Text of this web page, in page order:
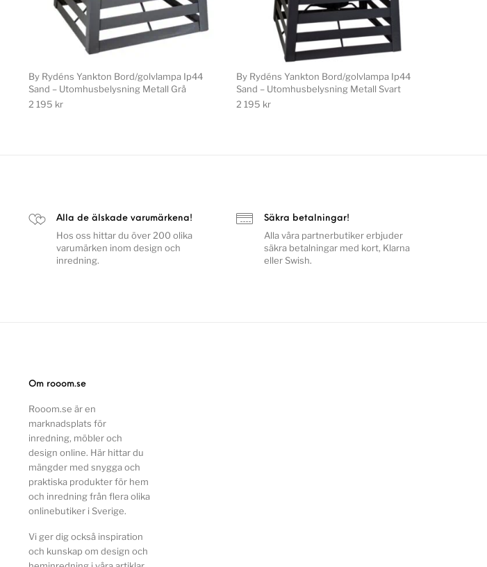
By Rydéns Yankton Bord/golvlampa Ip44
Sand – Utomhusbelysning Metall Grå
2 195 kr
By Rydéns Yankton Bord/golvlampa Ip44
Sand – Utomhusbelysning Metall Svart
2 195 kr
Alla de älskade varumärkena!
Hos oss hittar du över 200 olika
varumärken inom design och
inredning.
Säkra betalningar!
Alla våra partnerbutiker erbjuder
säkra betalningar med kort, Klarna
eller Swish.
Om rooom.se
Rooom.se är en
marknadsplats för
inredning, möbler och
design online. Här hittar du
mängder med snygga och
praktiska produkter för hem
och inredning från flera olika
onlinebutiker i Sverige.
Vi ger dig också inspiration
och kunskap om design och